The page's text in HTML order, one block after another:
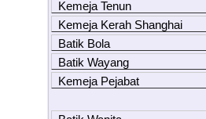
Kemeja Tenun
Kemeja Kerah Shanghai
Batik Bola
Batik Wayang
Kemeja Pejabat